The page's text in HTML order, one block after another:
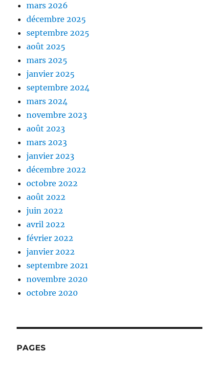
mars 2026
décembre 2025
septembre 2025
août 2025
mars 2025
janvier 2025
septembre 2024
mars 2024
novembre 2023
août 2023
mars 2023
janvier 2023
décembre 2022
octobre 2022
août 2022
juin 2022
avril 2022
février 2022
janvier 2022
septembre 2021
novembre 2020
octobre 2020
PAGES